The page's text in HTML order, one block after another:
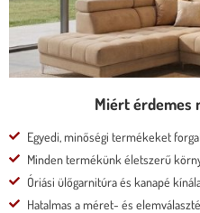
Miért érdemes
Egyedi, minőségi termékeket
Minden termékünk életszerű
Óriási ülőgarnitúra és kanapé
Hatalmas a méret- és